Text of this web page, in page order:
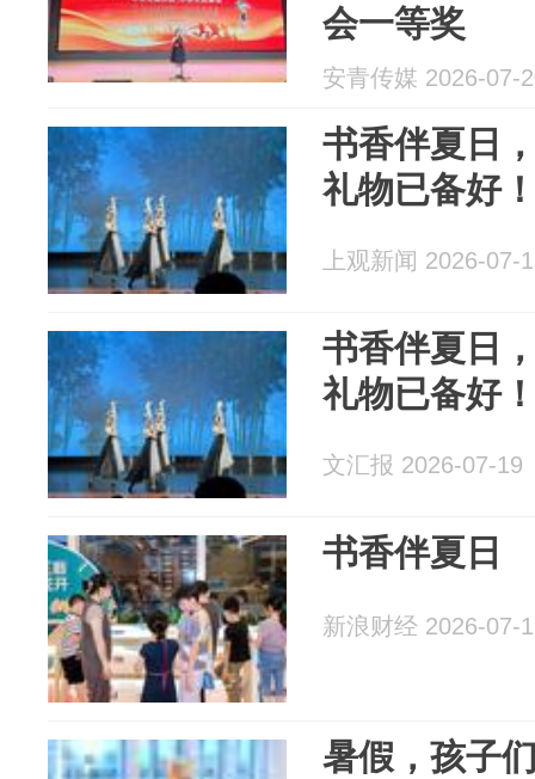
会一等奖
安青传媒 2026-07-
书香伴夏日
礼物已备好
上观新闻 2026-07-
书香伴夏日
礼物已备好
文汇报 2026-07-19
书香伴夏日
新浪财经 2026-07-
暑假，孩子